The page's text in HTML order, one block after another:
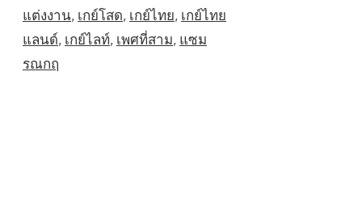
แต่งงาน, เกย์โสด, เกย์ไทย, เกย์ไทย
แลนด์, เกย์ไลท์, เพศที่สาม, แซม
รณกฤ